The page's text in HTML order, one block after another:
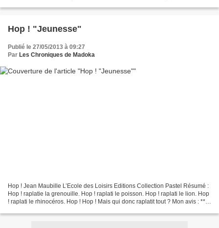
Hop ! "Jeunesse"
Publié le 27/05/2013 à 09:27
Par Les Chroniques de Madoka
Hop ! Jean Maubille L’Ecole des Loisirs Editions Collection Pastel Résumé :
Hop ! raplatie la grenouille. Hop ! raplati le poisson. Hop ! raplati le lion. Hop
! raplati le rhinocéros. Hop ! Hop ! Mais qui donc raplatit tout ? Mon avis : ****